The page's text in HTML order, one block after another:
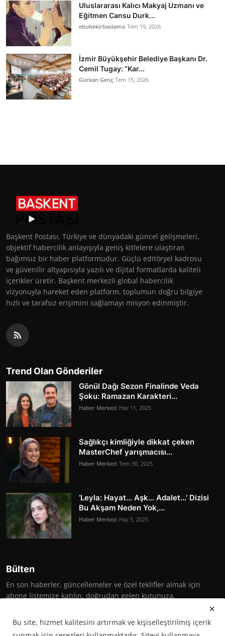
Uluslararası Kalıcı Makyaj Uzmanı ve
Eğitmen Cansu Durk...
ebubekirbastama Tem 19, 2026
İzmir Büyükşehir Belediye Başkanı Dr.
Cemil Tugay: “Kar...
Gürkan Genç Tem 15, 2026
Başkent Postası, Türkiye ve dünyadaki güncel gelişmeleri,
objektif habercilik anlayışıyla geniş kitlelere ulaştıran
bağımsız bir haber platformudur. Güçlü editöryel kadrosu
ve güvenilir altyapısıyla yazılı ve dijital formatlarda kaliteli
içerikler üretir. Başkent merkezli global habercilik
vizyonuyla hareket eden platform, toplumun doğru bilgiye
hızlı ve tarafsız erişimini sağlamayı misyon edinmiştir.
Trend Olan Gönderiler
Gönül Dağı Sezon Finalinde Veda
Şoku: Ramazan Karakteri...
Haber Merkezi Haz 11, 2025
Sağlıkçı kimliğiyle dikkat çeken
MasterChef yarışmacısı...
Haber Merkezi Tem 30, 2025
‘Leyla: Hayat… Aşk… Adalet…’ Dizisi
Bu Akşam Neden Yok,...
Haber Merkezi Haz 5, 2025
Bülten
En son haberler, güncellemeler ve özel teklifler almak için
abone listemize katılın, doğrudan gelen kutunuza.
Abone Ol
Bu site, hizmet kalitesini artırmak ve kişiselleştirilmiş içerik